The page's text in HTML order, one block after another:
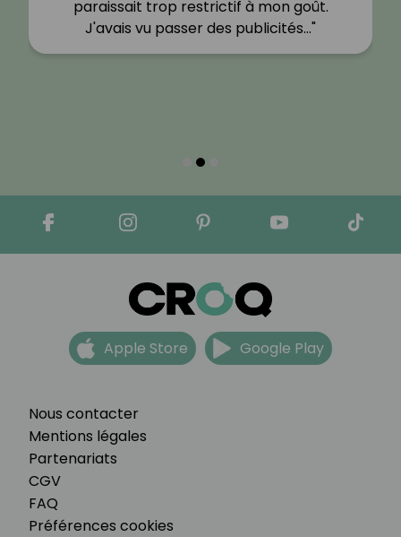
paraissait trop restrictif à mon goût.
J'avais vu passer des publicités…"
Nous contacter
Mentions légales
Partenariats
CGV
FAQ
Préférences cookies
Apple Store Google Play